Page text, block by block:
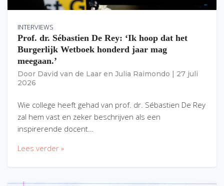
INTERVIEWS
Prof. dr. Sébastien De Rey: ‘Ik hoop dat het
Burgerlijk Wetboek honderd jaar mag
meegaan.’
Door David van de Laar en Julia Raimondo
27 juli
2026
Wie college heeft gehad van prof. dr. Sébastien De Rey
zal hem vast en zeker beschrijven als een
inspirerende docent…
Lees verder »